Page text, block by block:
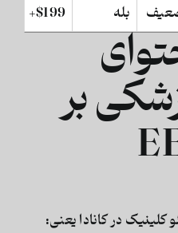
بله $199+
بر
کلینیک در کانادایعنی: